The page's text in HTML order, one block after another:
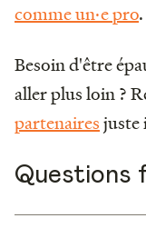
comme un·e pro.
Besoin d'être
aller plus loin ?
partenairesjuste
Questions